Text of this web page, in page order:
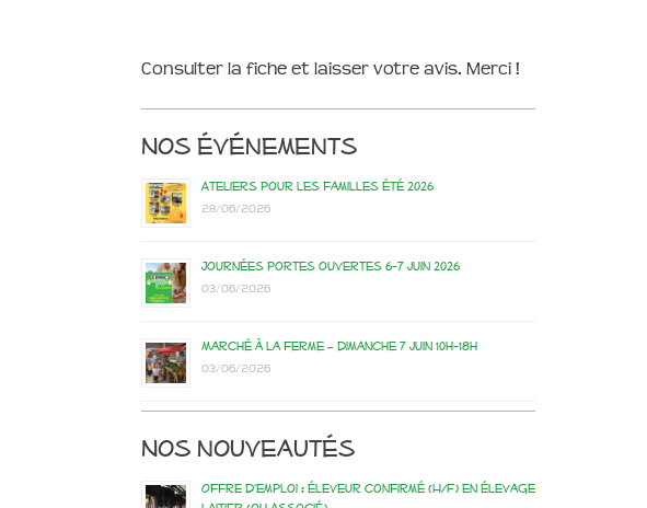
Consulter la fiche et laisser votre avis. Merci !
Nos événements
Ateliers pour les familles été 2026
28/06/2026
Journées portes ouvertes 6-7 juin 2026
03/06/2026
Marché à la ferme – dimanche 7 juin 10h-18h
03/06/2026
Nos nouveautés
Offre d’emploi : éleveur confirmé (H/F) en élevage